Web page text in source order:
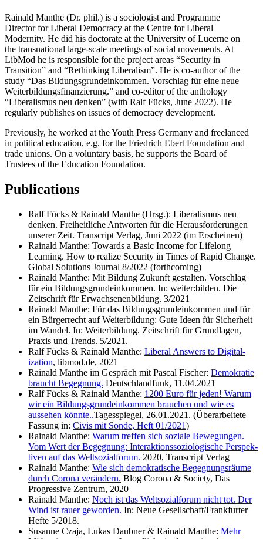
Rainald Manthe (Dr. phil.) is a sociol­ogist and Programme
Director for Liberal Democracy at the Centre for Liberal
Modernity. He did his doctorate at the University of Lucerne on
the transna­tional large-scale meetings of social movements. At
LibMod he is respon­sible for the project areas “Security in
Transition” and “Rethinking Liber­alism”. He is co-author of the
study “Das Bildungs­grun­deinkommen. Vorschlag für eine neue
Weiter­bil­dungs­fi­nanzierung.” and co-editor of the anthology
“Liber­al­ismus neu denken” (with Ralf Fücks, June 2022). He
regularly publishes on issues of democracy development.
Previ­ously, he worked at the Youth Press Germany and freelanced
in political education, e.g. for the Friedrich Ebert Foundation and
trade unions. On a voluntary basis, he supports the Board of
Trustees of the Education Foundation.
Publi­ca­tions
Ralf Fücks & Rainald Manthe (Hrsg.): Liber­al­ismus neu
denken. Freiheitliche Antworten für die Heraus­forderungen
unserer Zeit. Transcript Verlag, Juni 2022 (im Erscheinen)
Rainald Manthe: Towards a Basic Income for Lifelong
Learning. How to realize Security in Times of Rapid Change.
Global Solutions Journal 8/​2022 (forth­coming)
Rainald Manthe: Mit Bildung Zukunft gestalten. Vorschlag
für ein Bildungs­grun­deinkommen. In: weiter:bilden. Die
Zeitschrift für Erwach­se­nen­bildung. 3/​2021
Rainald Manthe: Für das Bildungs­grun­deinkommen und für
ein Bürger­recht auf Weiter­bildung: Gute Ideen für Sicherheit
im Wandel. In: Weiter­bildung. Zeitschrift für Grund­lagen,
Praxis und Trends. 5/​2021.
Ralf Fücks & Rainald Manthe: Liberal Answers to Digital­
ization, libmod.de, 2021
Rainald Manthe im Gespräch mit Pascal Fischer: Demokratie
braucht Begegnung. Deutsch­landfunk, 11.04.2021
Ralf Fücks & Rainald Manthe: 1200 Euro für jeden! Warum
wir ein Bildungs­grun­deinkommen brauchen und wie es
aussehen könnte..Tagesspiegel, 26.01.2021. (Überar­beitete
Fassung in: Civis mit Sonde, Heft 01/​2021)
Rainald Manthe: Warum treffen sich soziale Bewegungen.
Vom Wert der Begegnung: Inter­ak­tion­ssozi­ol­o­gische Perspek­
tiven auf das Weltsozial­forum. 2020, Transcript Verlag
Rainald Manthe: Wie sich demokratische Begeg­nungsräume
durch Corona verändern. Blog Corona & Society, Das
Progressive Zentrum, 2020
Rainald Manthe: Noch ist das Weltsozial­forum nicht tot. Der
Wind ist rauer geworden. In: Neue Gesellschaft/​Frankfurter
Hefte 5/​2018.
Susanne Czaja, Lukas Daubner & Rainald Manthe: Mehr